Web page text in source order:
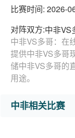
比赛时间: 2026-
对阵双方:中非VS
中非VS多哥：在
提供中非VS多哥
储中非VS多哥的
用途。
中非相关比赛